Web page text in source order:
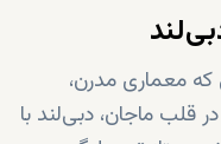
معماری مدرن،
قلب ماجان، دبی‌لند با